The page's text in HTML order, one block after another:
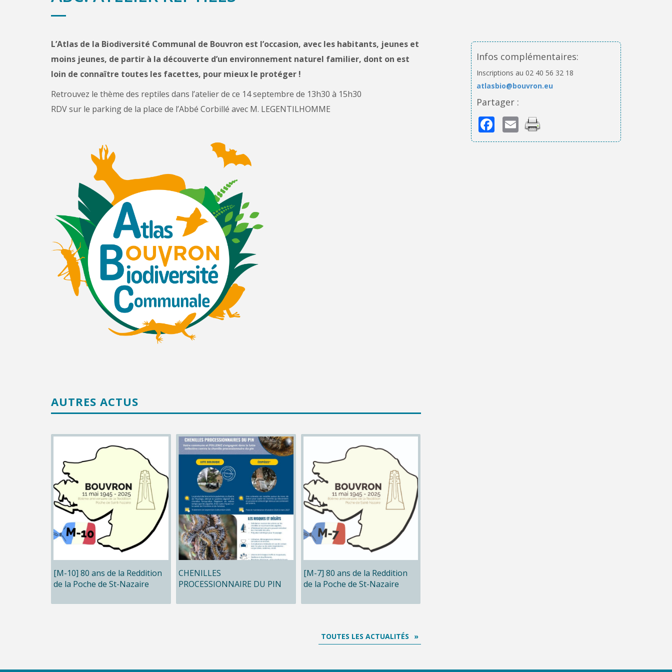
L’Atlas de la Biodiversité Communal de Bouvron est l’occasion, avec les habitants, jeunes et
moins jeunes, de partir à la découverte d’un environnement naturel familier, dont on est
loin de connaître toutes les facettes, pour mieux le protéger !
Retrouvez le thème des reptiles dans l’atelier de ce 14 septembre de 13h30 à 15h30
RDV sur le parking de la place de l’Abbé Corbillé avec M. LEGENTILHOMME
Infos complémentaires:
Inscriptions au 02 40 56 32 18
atlasbio@bouvron.eu
Partager :
Facebook
Email
AUTRES ACTUS
[M-10] 80 ans de la Reddition
de la Poche de St-Nazaire
CHENILLES
PROCESSIONNAIRE DU PIN
[M-7] 80 ans de la Reddition
de la Poche de St-Nazaire
TOUTES LES ACTUALITÉS